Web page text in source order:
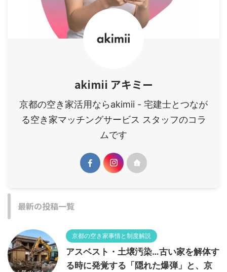
akimii アキミー
京都の空き家活用ならakimii - 宅建士とつなが
る空き家マッチングサービス スタッフのコラ
ムです
最新の投稿一覧
京都の空き家事情と制度解説
アスベスト・土壌汚染…古い家を解体す
る時に発覚する「隠れた爆弾」と、京